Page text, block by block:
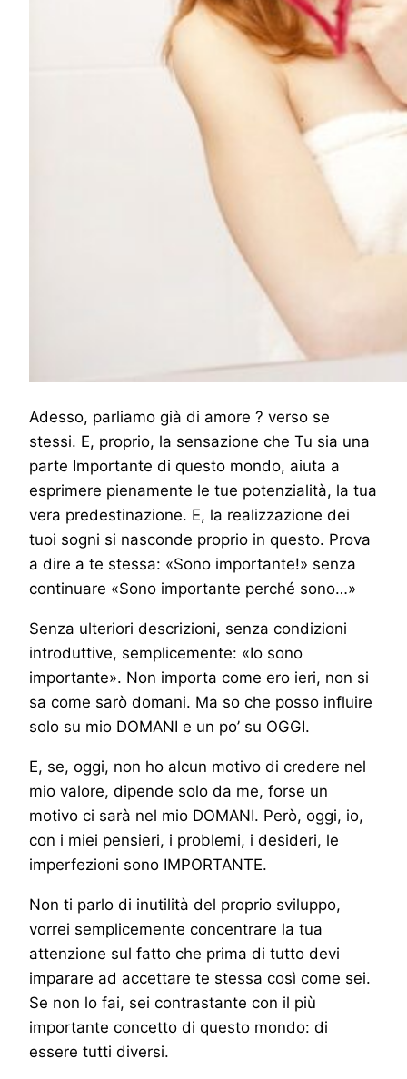
Adesso, parliamo già di amore ? verso se
stessi. E, proprio, la sensazione che Tu sia una
parte Importante di questo mondo, aiuta a
esprimere pienamente le tue potenzialità, la tua
vera predestinazione. E, la realizzazione dei
tuoi sogni si nasconde proprio in questo. Prova
a dire a te stessa: «Sono importante!» senza
continuare «Sono importante perché sono…»
Senza ulteriori descrizioni, senza condizioni
introduttive, semplicemente: «Io sono
importante». Non importa come ero ieri, non si
sa come sarò domani. Ma so che posso influire
solo su mio DOMANI e un po’ su OGGI.
E, se, oggi, non ho alcun motivo di credere nel
mio valore, dipende solo da me, forse un
motivo ci sarà nel mio DOMANI. Però, oggi, io,
con i miei pensieri, i problemi, i desideri, le
imperfezioni sono IMPORTANTE.
Non ti parlo di inutilità del proprio sviluppo,
vorrei semplicemente concentrare la tua
attenzione sul fatto che prima di tutto devi
imparare ad accettare te stessa così come sei.
Se non lo fai, sei contrastante con il più
importante concetto di questo mondo: di
essere tutti diversi.